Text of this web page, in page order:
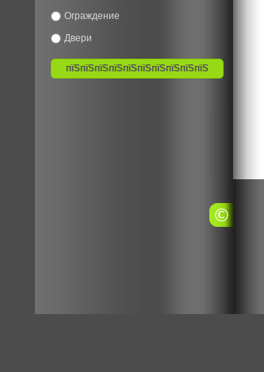
Ограждение
Двери